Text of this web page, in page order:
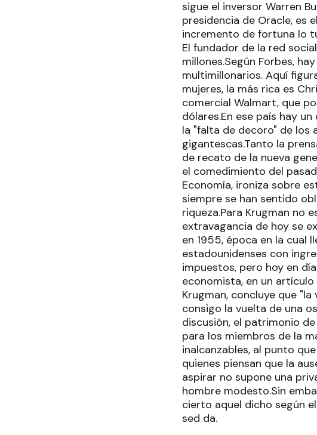
sigue el inversor Warren
presidencia de Oracle, es
incremento de fortuna lo
El fundador de la red
millones.Según Forbes,
multimillonarios. Aquí
mujeres, la más rica es
comercial Walmart, que
dólares.En ese país hay
la "falta de decoro" de los
gigantescas.Tanto la
de recato de la nueva
el comedimiento del
Economía, ironiza sobre
siempre se han sentido
riqueza.Para Krugman no
extravagancia de hoy se
en 1955, época en la cual
estadounidenses con
impuestos, pero hoy en
economista, en un
Krugman, concluye que
consigo la vuelta de una
discusión, el patrimonio
para los miembros de la
inalcanzables, al punto
quienes piensan que la
aspirar no supone una
hombre modesto.Sin
cierto aquel dicho según
sed da.